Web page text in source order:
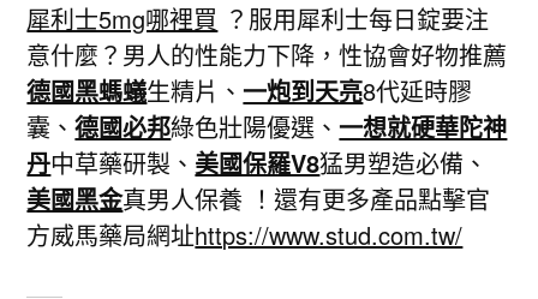
犀利士5mg哪裡買 ？服用犀利士每日錠要注
意什麼？男人的性能力下降，性協會好物推薦
德國黑螞蟻生精片、一炮到天亮8代延時膠
囊、德國必邦綠色壯陽優選、一想就硬華陀神
丹中草藥研製、美國保羅V8猛男塑造必備、
美國黑金真男人保養 ！還有更多產品點擊官
方威馬藥局網址https://www.stud.com.tw/